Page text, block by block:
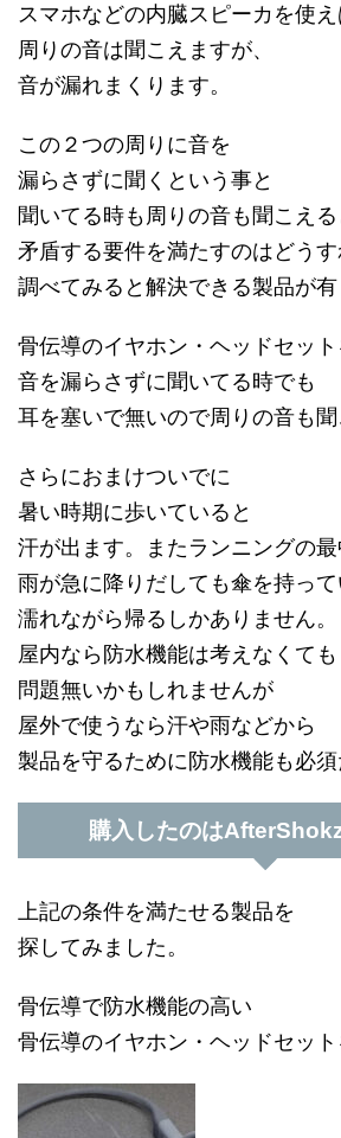
スマホなどの内臓スピーカを使
周りの音は聞こえますが、
音が漏れまくります。
この２つの周りに音を
漏らさずに聞くという事と
聞いてる時も周りの音も聞こえる
矛盾する要件を満たすのはどう
調べてみると解決できる製品が有
骨伝導のイヤホン・ヘッドセッ
音を漏らさずに聞いてる時でも
耳を塞いで無いので周りの音も聞
さらにおまけついでに
暑い時期に歩いていると
汗が出ます。またランニングの
雨が急に降りだしても傘を持っ
濡れながら帰るしかありません。
屋内なら防水機能は考えなくても
問題無いかもしれませんが
屋外で使うなら汗や雨などから
製品を守るために防水機能も必須
購入したのは
上記の条件を満たせる製品を
探してみました。
骨伝導で防水機能の高い
骨伝導のイヤホン・ヘッドセット